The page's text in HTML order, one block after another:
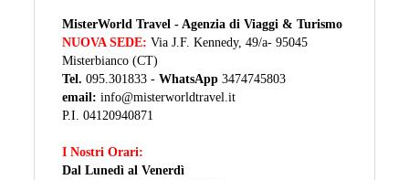
MisterWorld Travel - Agenzia di Viaggi & Turismo
NUOVA SEDE: Via J.F. Kennedy, 49/a- 95045
Misterbianco (CT)
Tel.095.301833 -WhatsApp 3474745803
email: info@misterworldtravel.it
P.I. 04120940871
I Nostri Orari:
Dal Lunedì al Venerdì